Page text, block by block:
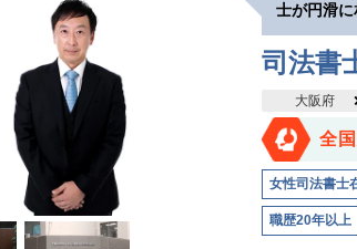
士が円滑
司法書
大阪府
全
女性司法書士
職歴20年以上